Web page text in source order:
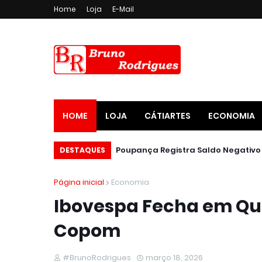
Home Loja E-Mail
HOME LOJA CÁTIARTES ECONOMIA
DESTAQUES
Página inicial Economia
Ibovespa Fecha em
Copom
#BrunoRodrigues março 18, 2026